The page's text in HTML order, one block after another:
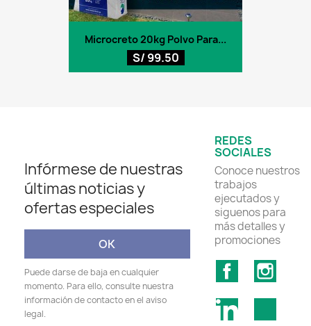
Microcreto 20kg Polvo Para...
S/ 99.50
Infórmese de nuestras
últimas noticias y
ofertas especiales
Puede darse de baja en cualquier
momento. Para ello, consulte nuestra
información de contacto en el aviso
legal.
REDES
SOCIALES
Conoce nuestros
trabajos
ejecutados y
siguenos para
más detalles y
promociones
Facebook
LinkedIn